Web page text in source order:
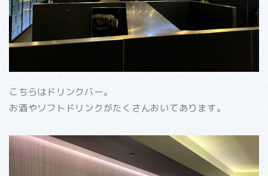
こちらはドリンクバー。
お酒やソフトドリンクがたくさんおいてあります。